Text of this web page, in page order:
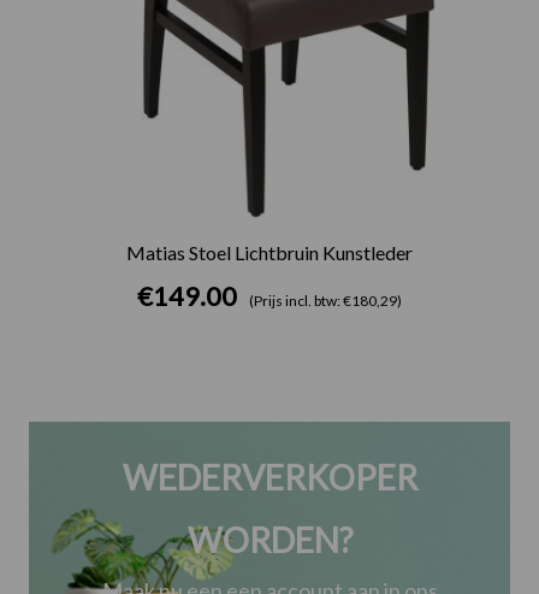
Matias Stoel Lichtbruin Kunstleder
€149.00 (Prijs incl. btw: €180,29)
WEDERVERKOPER
WORDEN?